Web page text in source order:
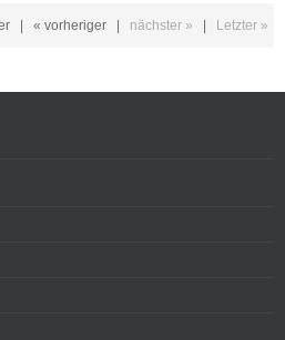
| « vorheriger | nächster » | Letzter »